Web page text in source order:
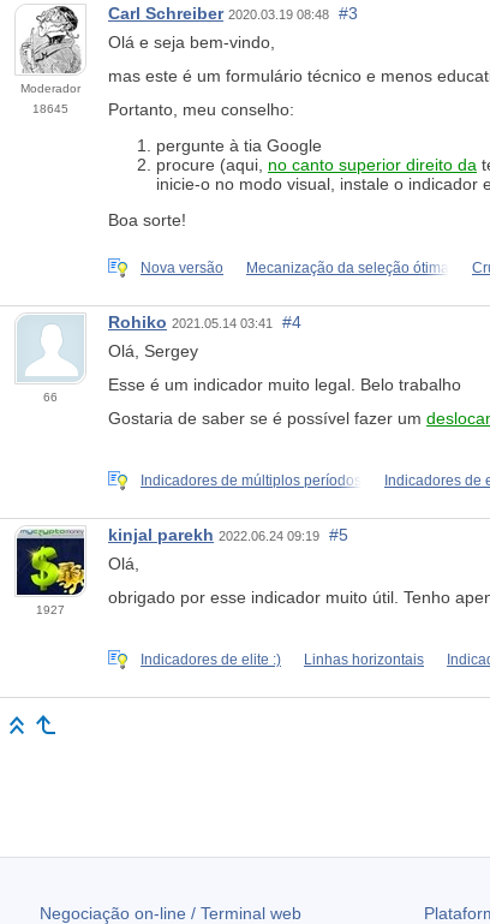
Moderador
18645
Carl Schreiber 2020.03.19 08:48
#3
Olá e seja bem-vindo,
mas este é um formulário técnico e menos
Portanto, meu conselho:
pergunte à tia Google
procure (aqui, no canto superior direito da
inicie-o no modo visual, instale o indicador
Boa sorte!
Nova versão Mecanização da seleção ótima
66
Rohiko 2021.05.14 03:41
#4
Olá, Sergey
Esse é um indicador muito legal. Belo trabalho
Gostaria de saber se é possível fazer um
Indicadores de múltiplos períodos Indicadores de
1927
kinjal parekh 2022.06.24 09:19
#5
Olá,
obrigado por esse indicador muito útil. Tenho
Indicadores de elite :) Linhas horizontais
Negociação on-line / Terminal web